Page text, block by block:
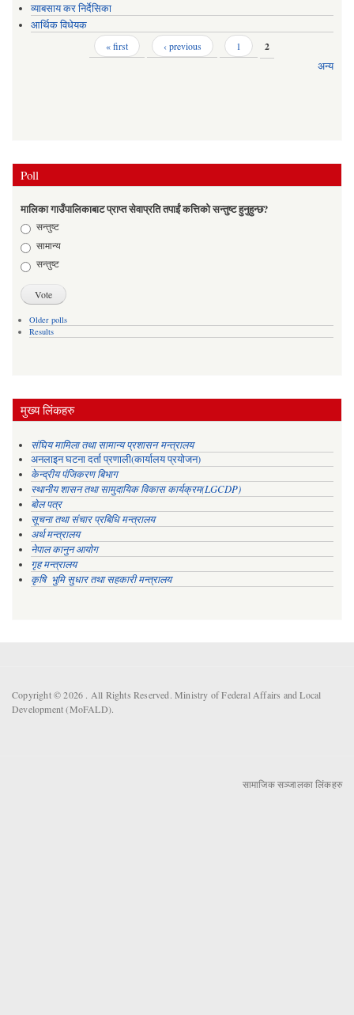
व्याबसाय कर निर्देसिका
आर्थिक विधेयक
« first ‹ previous 1
2
अन्य
Poll
मालिका गाउँपालिकाबाट प्राप्त सेवाप्रति तपाईं कत्तिको सन्तुष्ट हुनुहुन्छ?
Choices
सन्तुष्ट
सामान्य
सन्तुष्ट
Older polls
Results
मुख्य लिंकहरु
संघिय मामिला तथा सामान्य प्रशासन मन्त्रालय
अनलाइन घटना दर्ता प्रणाली(कार्यालय प्रयोजन)
केन्द्रीय पंजिकरण बिभाग
स्थानीय शासन तथा सामुदायिक विकास कार्यक्रम(LGCDP)
बोल पत्र
सूचना तथा संचार प्रबिधि मन्त्रालय
अर्थ मन्त्रालय
नेपाल कानुन आयोग
गृह मन्त्रालय
कृषि भुमि सुधार तथा सहकारी मन्त्रालय
Copyright © 2026 . All Rights Reserved. Ministry of Federal Affairs and Local
Development (MoFALD).
सामाजिक सञ्जालका लिंकहरु